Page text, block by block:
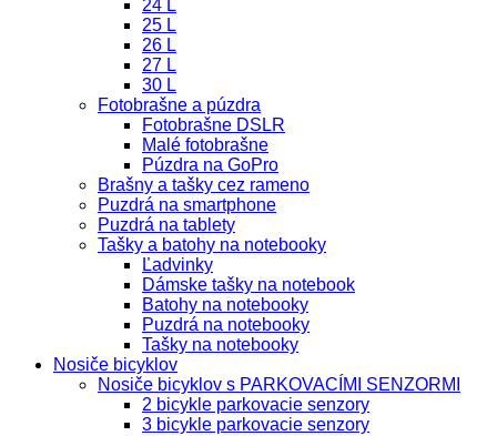
24 L
25 L
26 L
27 L
30 L
Fotobrašne a púzdra
Fotobrašne DSLR
Malé fotobrašne
Púzdra na GoPro
Brašny a tašky cez rameno
Puzdrá na smartphone
Puzdrá na tablety
Tašky a batohy na notebooky
Ľadvinky
Dámske tašky na notebook
Batohy na notebooky
Puzdrá na notebooky
Tašky na notebooky
Nosiče bicyklov
Nosiče bicyklov s PARKOVACÍMI SENZORMI
2 bicykle parkovacie senzory
3 bicykle parkovacie senzory